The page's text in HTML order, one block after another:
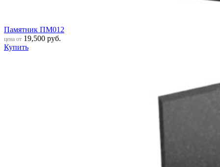
Памятник ПМ012
цена от 19,500 руб.
Купить